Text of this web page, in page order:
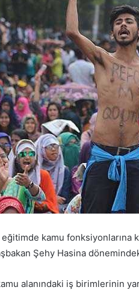
kamu fonksiyonlarına
Şehy Hasina
alanındaki iş birimlerinin